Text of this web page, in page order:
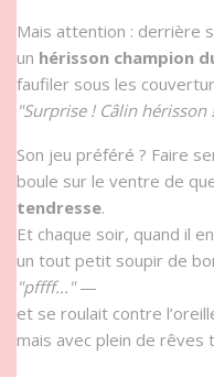
Mais attention : derrière
un hérisson champion
faufiler sous les
"Surprise ! Câlin hérisson
Son jeu préféré ? Faire
boule sur le ventre de
tendresse.
Et chaque soir, quand il
un tout petit soupir de
"pffff..."—
et se roulait contre
mais avec plein de rêves